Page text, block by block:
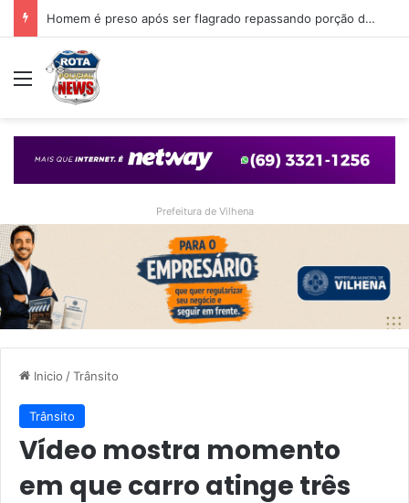
Homem é preso após ser flagrado repassando porção de maconha a garoto de 14 anos em praça de Vilhena
Menu
Prefeitura de Vilhena
Inicio /Trânsito
Trânsito
Vídeo mostra momento
em que carro atinge três